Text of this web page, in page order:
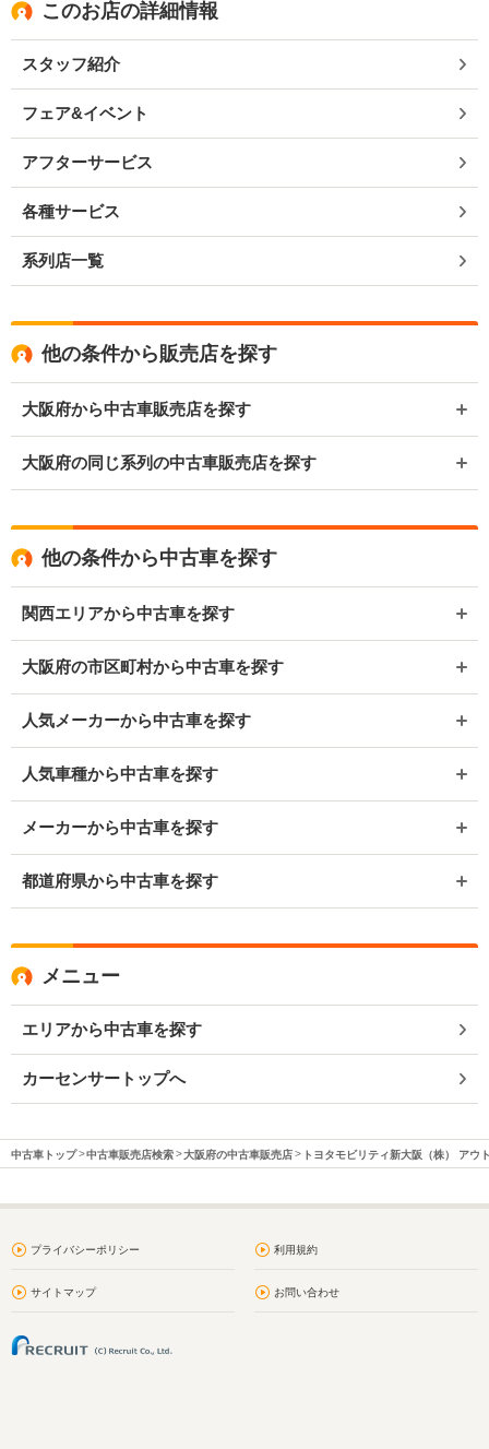
このお店の詳細情報
スタッフ紹介
フェア&イベント
アフターサービス
各種サービス
系列店一覧
他の条件から販売店を探す
大阪府から中古車販売店を探す
大阪府の同じ系列の中古車販売店を探す
他の条件から中古車を探す
関西エリアから中古車を探す
大阪府の市区町村から中古車を探す
人気メーカーから中古車を探す
人気車種から中古車を探す
メーカーから中古車を探す
都道府県から中古車を探す
メニュー
エリアから中古車を探す
カーセンサートップへ
中古車トップ 中古車販売店検索 大阪府の中古車販売店 トヨタモビリティ新大阪（株） アウ
プライバシーポリシー 利用規約
サイトマップ お問い合わせ